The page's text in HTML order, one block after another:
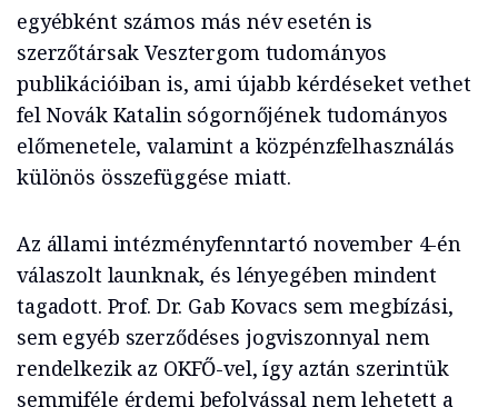
egyébként számos más név esetén is
szerzőtársak Vesztergom tudományos
publikációiban is, ami újabb kérdéseket vethet
fel Novák Katalin sógornőjének tudományos
előmenetele, valamint a közpénzfelhasználás
különös összefüggése miatt.
Az állami intézményfenntartó november 4-én
válaszolt launknak, és lényegében mindent
tagadott. Prof. Dr. Gab Kovacs sem megbízási,
sem egyéb szerződéses jogviszonnyal nem
rendelkezik az OKFŐ-vel, így aztán szerintük
semmiféle érdemi befolyással nem lehetett a